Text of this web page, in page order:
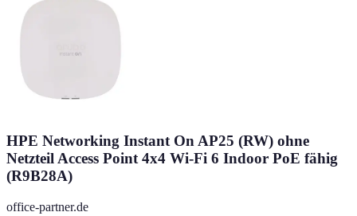
HPE Networking Instant On AP25 (RW) ohne
Netzteil Access Point 4x4 Wi-Fi 6 Indoor PoE fähig
(R9B28A)
office-partner.de